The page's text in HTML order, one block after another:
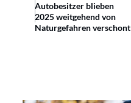
Autobesitzer blieben
2025 weitgehend von
Naturgefahren verschont